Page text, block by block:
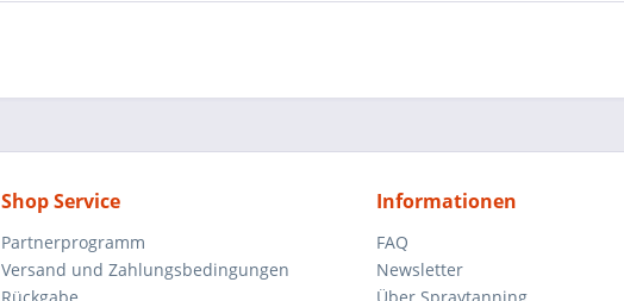
Shop Service
Partnerprogramm
Versand und Zahlungsbedingungen
Informationen
FAQ
Newsletter